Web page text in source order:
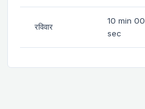
रविवार
10 min 00
sec